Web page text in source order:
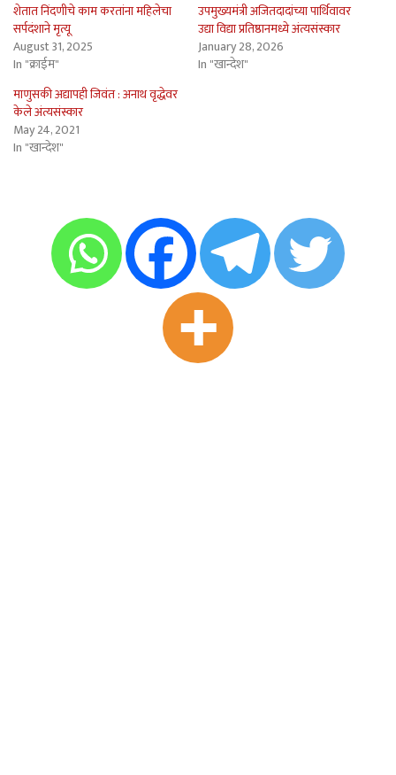
शेतात निंदणीचे काम करतांना महिलेचा
सर्पदंशाने मृत्यू
August 31, 2025
In "क्राईम"
उपमुख्यमंत्री अजितदादांच्या पार्थिवावर
उद्या विद्या प्रतिष्ठानमध्ये अंत्यसंस्कार
January 28, 2026
In "खान्देश"
माणुसकी अद्यापही जिवंत : अनाथ वृद्धेवर
केले अंत्यसंस्कार
May 24, 2021
In "खान्देश"